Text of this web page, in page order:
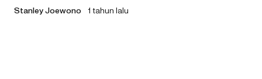
Stanley Joewono 1 tahun lalu